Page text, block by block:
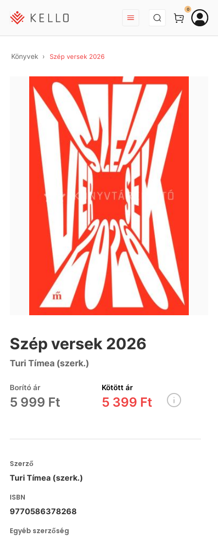
BEJELENTKEZÉS
0
Könyvek Szép versek 2026
Szép versek 2026
Turi Tímea (szerk.)
Borító ár
5 999 Ft
Kötött ár
5 399 Ft
Szerző
Turi Tímea (szerk.)
ISBN
9770586378268
Egyéb szerzőség